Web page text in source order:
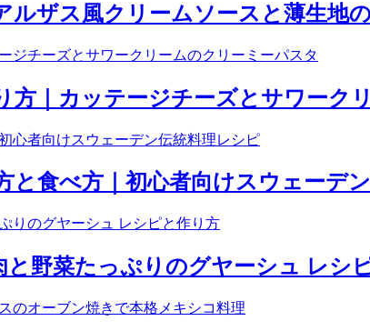
ルザス風クリームソースと薄生地
方｜カッテージチーズとサワーク
と食べ方｜初心者向けスウェーデ
と野菜たっぷりのグヤーシュ レシ